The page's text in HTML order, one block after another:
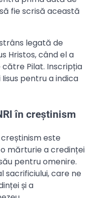
fie scrisă această
legată de
Hristos, când el a
Pilat. Inscripția
pentru a indica
în creștinism
este
mărturie a credinței
pentru omenire.
sacrificiului, care ne
și a